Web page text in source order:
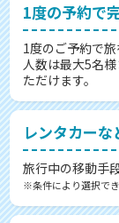
1度の予約で
1度のご予約で
人数は最大5名
ただけます。
レンタカー
旅行中の移動手
※条件により選択で